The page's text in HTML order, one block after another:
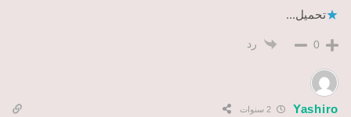
تحميل...
0 رد
Yashiro